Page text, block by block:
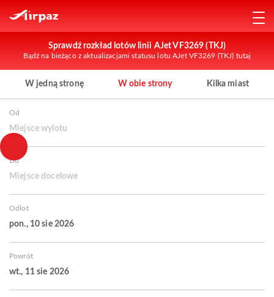
Sprawdź rozkład lotów linii AJet VF3269 (TKJ)
Bądź na bieżąco z aktualizacjami statusu lotu AJet VF3269 (TKJ) tutaj
W jedną stronę W obie strony Kilka miast
Od
Miejsce wylotu
Do
Miejsce docelowe
Odlot
pon., 10 sie 2026
Powrót
wt., 11 sie 2026